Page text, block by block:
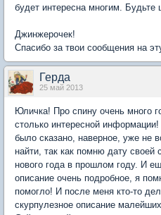
будет интересна многим.
Джинжерочек!
Спасибо за твои сообщения на
Герда
25 май 2013
Юличка! Про спину очень много
столько интересной
было сказано, наверное, уже не
найти, так как помню дату своей
нового года в прошлом году. И
описание очень подробное, я
помогло! И после меня кто-то
скурпулезное описание